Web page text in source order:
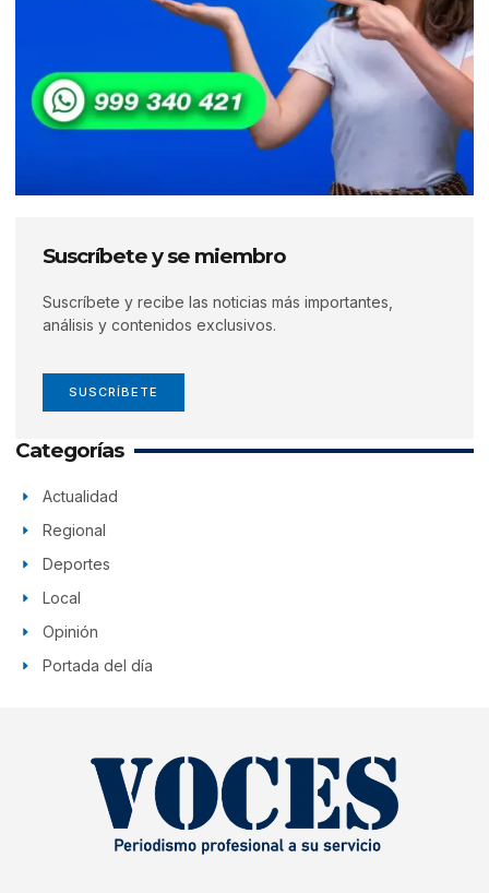
Suscríbete y se miembro
Suscríbete y recibe las noticias más importantes,
análisis y contenidos exclusivos.
SUSCRÍBETE
Categorías
Actualidad
Regional
Deportes
Local
Opinión
Portada del día